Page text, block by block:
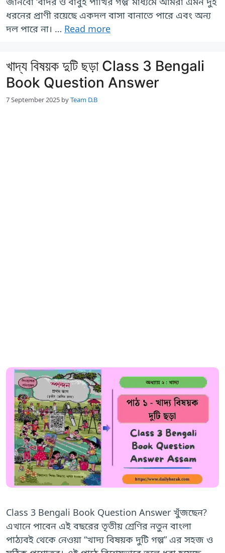
ধরনের প্রাণী রয়েছে একদল বাসা বানাতে পারে এবং অন্য
দল পারে না। … Read more
খাদ্য বিষয়ক দুটি ছড়া Class 3 Bengali
Book Question Answer
7 September 2025 byTeam D.B
Class 3 Bengali Book Question Answer খুঁজছেন?
এখানে পাবেন এই বছরের তৃতীয় শ্রেণির নতুন বাংলা
পাঠ্যবই থেকে নেওয়া “খাদ্য বিষয়ক দুটি গল্প” এর সহজ ও